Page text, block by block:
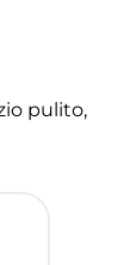
pulito,